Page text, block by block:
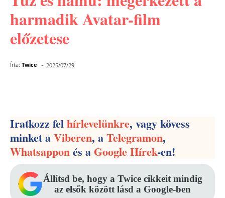
harmadik Avatar-film
előzetese
Írta: Twice - 2025/07/29
Iratkozz felhírlevelünkre, vagy kövess
minket aViberen, aTelegramon,
Whatsapponés aGoogle Hírek-en!
Állítsd be, hogy a Twice cikkeit mindig
az elsők között lásd a Google-ben